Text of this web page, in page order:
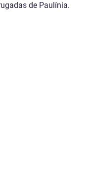
de Paulínia.